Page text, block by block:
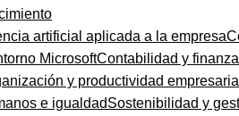
artificial aplicada a la empresa
MicrosoftContabilidad y
y productividad
e igualdadSostenibilidad y